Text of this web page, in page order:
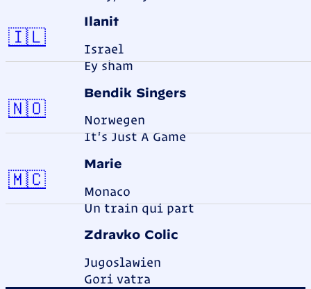
Ilanit
Israel
Ey sham
🇮🇱Israel
Bendik Singers
Norwegen
It's Just A Game
🇳🇴Norwegen
Marie
Monaco
Un train qui part
🇲🇨Monaco
Zdravko Colic
Jugoslawien
Gori vatra
Jugoslawien